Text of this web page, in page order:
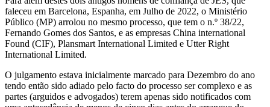
faleceu em Barcelona, Espanha, em Julho de 2022, o Ministério
Público (MP) arrolou no mesmo processo, que tem o n.º 38/22,
Fernando Gomes dos Santos, e as empresas China international
Found (CIF), Plansmart International Limited e Utter Right
International Limited.
O julgamento estava inicialmente marcado para Dezembro do ano
tendo então sido adiado pelo facto do processo ser complexo e as
partes (arguidos e advogados) terem apenas sido notificados com